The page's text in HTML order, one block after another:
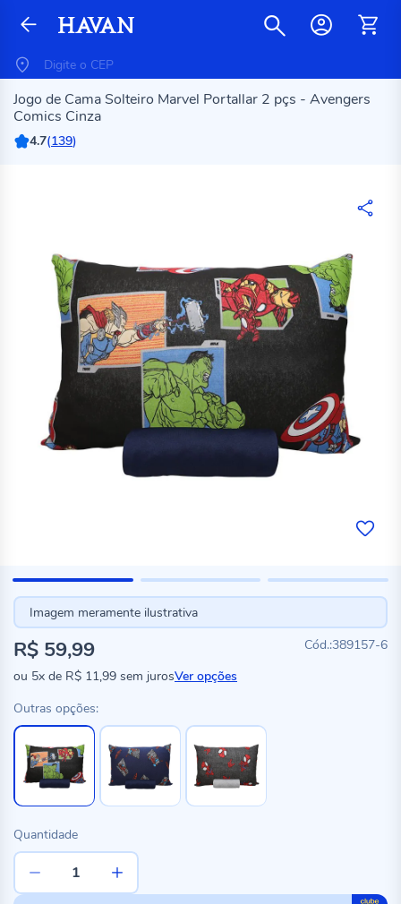
Jogo de Cama Solteiro Marvel Portallar 2 pçs - Avengers
Comics Cinza
4.7(139)
Imagem meramente ilustrativa
389157-6
R$ 59,99
ou 5x de R$ 11,99 sem jurosVer opções
Outras opções:
Quantidade